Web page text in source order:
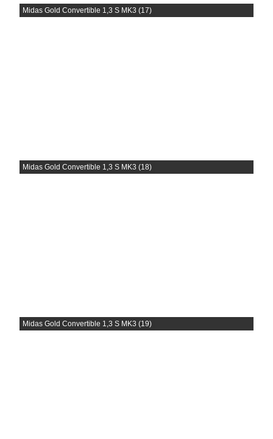
Midas Gold Convertible 1,3 S MK3 (17)
Midas Gold Convertible 1,3 S MK3 (18)
Midas Gold Convertible 1,3 S MK3 (19)